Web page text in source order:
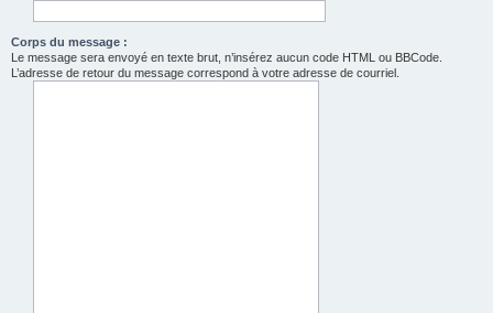
Corps du message :
Le message sera envoyé en texte brut, n’insérez aucun code HTML ou BBCode.
L’adresse de retour du message correspond à votre adresse de courriel.